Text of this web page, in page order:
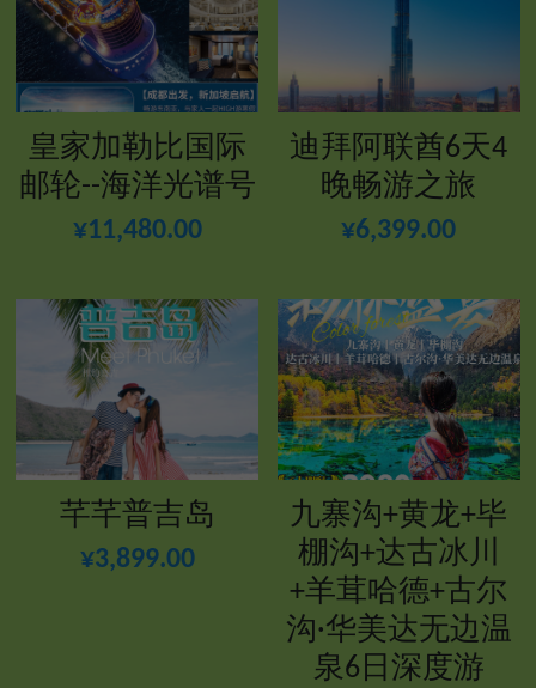
皇家加勒比国际
邮轮--海洋光谱号
¥11,480.00
迪拜阿联酋6天4
晚畅游之旅
¥6,399.00
芊芊普吉岛
¥3,899.00
九寨沟+黄龙+毕
棚沟+达古冰川
+羊茸哈德+古尔
沟·华美达无边温
泉6日深度游